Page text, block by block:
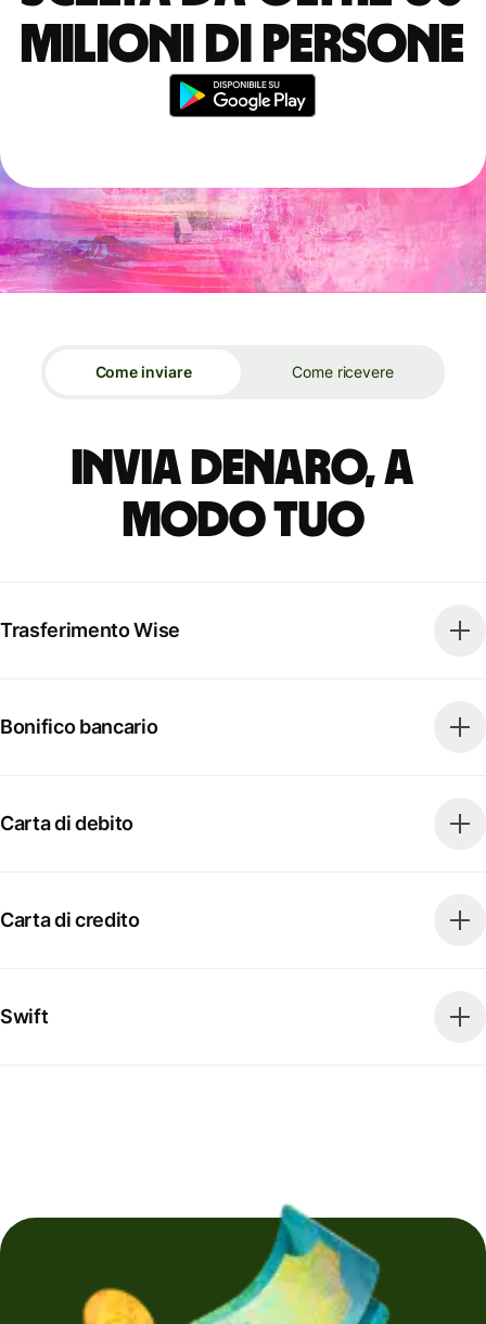
milioni di persone
Come inviare Come ricevere
Invia denaro, a
modo tuo
Trasferimento Wise
Bonifico bancario
Carta di debito
Carta di credito
Swift